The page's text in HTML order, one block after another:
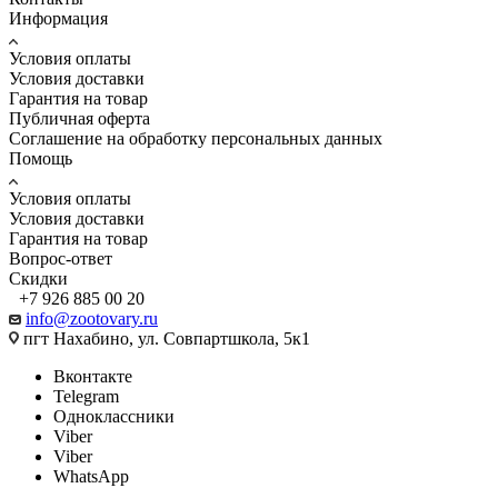
Информация
Условия оплаты
Условия доставки
Гарантия на товар
Публичная оферта
Соглашение на обработку персональных данных
Помощь
Условия оплаты
Условия доставки
Гарантия на товар
Вопрос-ответ
Скидки
+7 926 885 00 20
info@zootovary.ru
пгт Нахабино, ул. Совпартшкола, 5к1
Вконтакте
Telegram
Одноклассники
Viber
Viber
WhatsApp